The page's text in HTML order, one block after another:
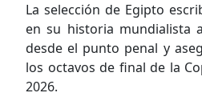
La selección de Egipto
en su historia mundialista
desde el punto penal y
los octavos de final de la
2026.